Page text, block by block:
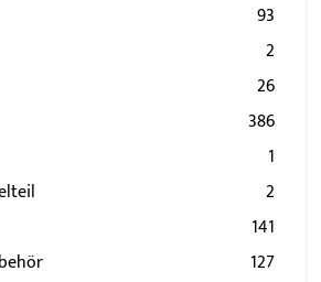
93
2
26
386
1
2
141
127